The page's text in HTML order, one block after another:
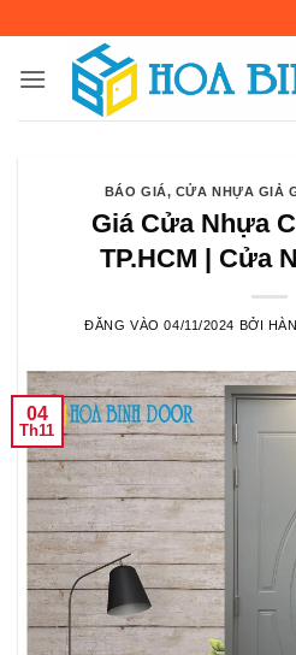
nội
BÁO GIÁ, CỬA NHỰA GIẢ
Giá Cửa Nhựa
TP.HCM | Cửa
ĐĂNG VÀO04/11/2024 BỞI
04
Th11